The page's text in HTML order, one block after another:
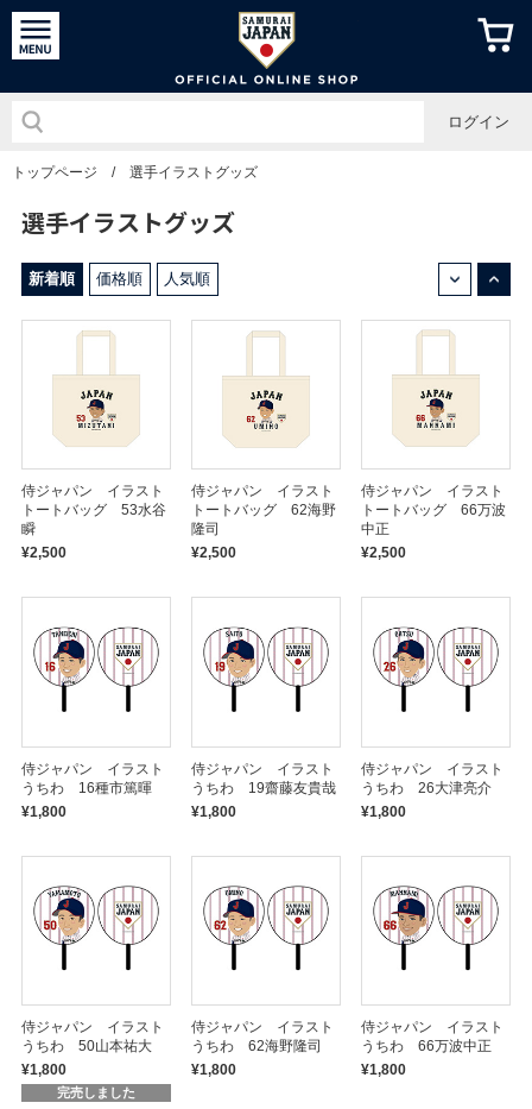
侍ジャパ
ログイン
トップページ / 選手イラストグッズ
選手イラストグッズ
新着順 価格順 人気順
侍ジャパン イラスト
トートバッグ 53水谷
瞬
¥2,500
侍ジャパン イラスト
トートバッグ 62海野
隆司
¥2,500
侍ジャパン イラスト
トートバッグ 66万波
中正
¥2,500
侍ジャパン イラスト
うちわ 16種市篤暉
¥1,800
侍ジャパン イラスト
うちわ 19齋藤友貴哉
¥1,800
侍ジャパン イラスト
うちわ 26大津亮介
¥1,800
侍ジャパン イラスト
うちわ 50山本祐大
¥1,800
完売しました
侍ジャパン イラスト
うちわ 62海野隆司
¥1,800
侍ジャパン イラスト
うちわ 66万波中正
¥1,800